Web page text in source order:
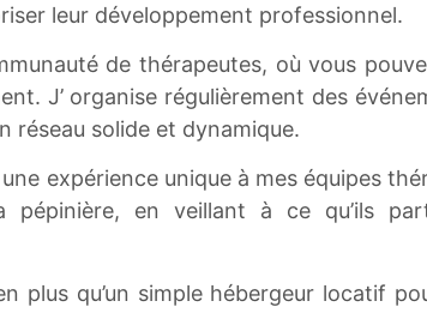
leur développement professionnel.
de thérapeutes, où vous
J’ organise régulièrement des
réseau solide et dynamique.
expérience unique à mes équipes
en veillant à ce qu’ils
plus qu’un simple hébergeur locatif